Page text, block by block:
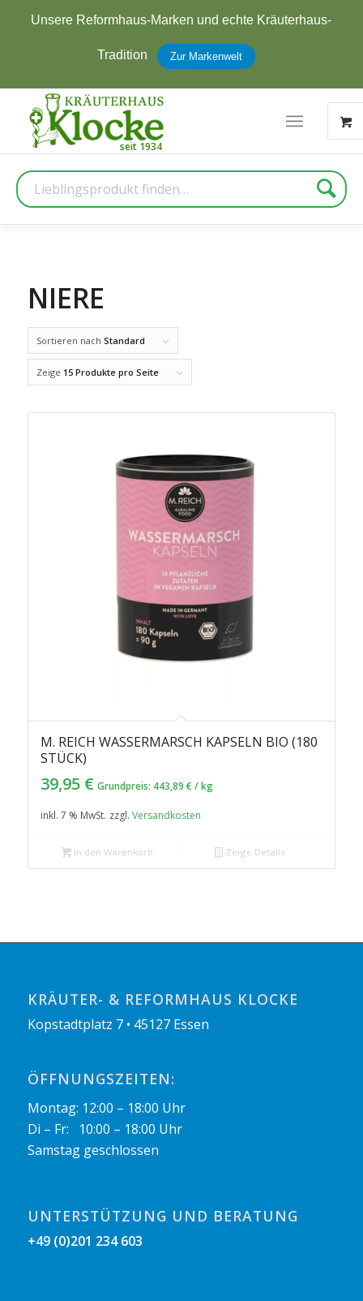
Unsere Reformhaus-Marken und echte Kräuterhaus-
Tradition Zur Markenwelt
Suche
NIERE
Sortieren nach Standard
Zeige 15 Produkte pro Seite
M. REICH WASSERMARSCH KAPSELN BIO (180
STÜCK)
39,95 € Grundpreis: 443,89 € /kg
inkl. 7 % MwSt. zzgl. Versandkosten
In den Warenkorb Zeige Details
KRÄUTER- & REFORMHAUS KLOCKE
Kopstadtplatz 7 • 45127 Essen
ÖFFNUNGSZEITEN:
Montag: 12:00 – 18:00 Uhr
Di – Fr: 10:00 – 18:00 Uhr
Samstag geschlossen
UNTERSTÜTZUNG UND BERATUNG
+49 (0)201 234 603